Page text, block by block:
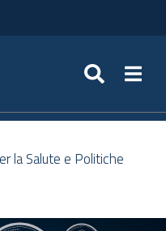
la Salute e Politiche